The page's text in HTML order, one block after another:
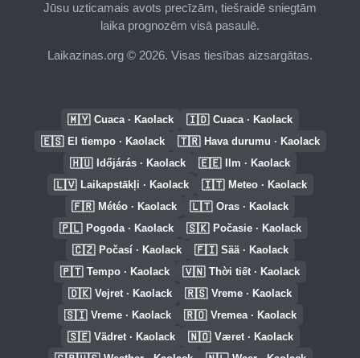
Jūsu uzticamais avots precīzām, tiešraidē sniegtām
laika prognozēm visā pasaulē.
Laikazinas.org © 2026. Visas tiesības aizsargātas.
🇲🇾 Cuaca · Kaolack 🇮🇩 Cuaca · Kaolack
🇪🇸 El tiempo · Kaolack 🇹🇷 Hava durumu · Kaolack
🇭🇺 Időjárás · Kaolack 🇪🇪 Ilm · Kaolack
🇱🇻 Laikapstākļi · Kaolack 🇮🇹 Meteo · Kaolack
🇫🇷 Météo · Kaolack 🇱🇹 Oras · Kaolack
🇵🇱 Pogoda · Kaolack 🇸🇰 Počasie · Kaolack
🇨🇿 Počasí · Kaolack 🇫🇮 Sää · Kaolack
🇵🇹 Tempo · Kaolack 🇻🇳 Thời tiết · Kaolack
🇩🇰 Vejret · Kaolack 🇷🇸 Vreme · Kaolack
🇸🇮 Vreme · Kaolack 🇷🇴 Vremea · Kaolack
🇸🇪 Vädret · Kaolack 🇳🇴 Været · Kaolack